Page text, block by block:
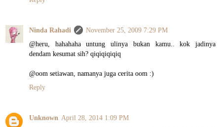
Ninda Rahadi
November 25, 2009 7:29 PM
@heru, hahahaha untung ulinya bukan kamu.. kok jadinya
dendam kesumat sih? qiqiqiqiqiq
@oom setiawan, namanya juga cerita oom :)
Reply
Unknown April 28, 2014 1:09 PM